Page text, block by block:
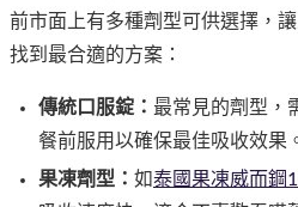
前市面上有多種劑型可供選擇，
找到最合適的方案：
傳統口服錠： 最常見的劑型，
餐前服用以確保最佳吸收效果
果凍劑型： 如泰國果凍威而鋼